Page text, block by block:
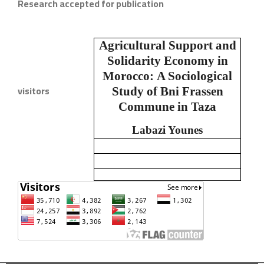
Research accepted for publication
Agricultural Support and
Solidarity Economy in
Morocco: A Sociological
Study of Bni Frassen
Commune in Taza
Labazi Younes
visitors